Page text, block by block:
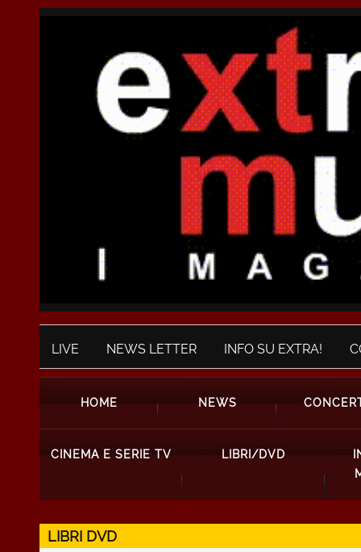
LIVE NEWS LETTER INFO SU EXTRA!
HOME NEWS
CINEMA E SERIE TV LIBRI/DVD
LIBRI DVD